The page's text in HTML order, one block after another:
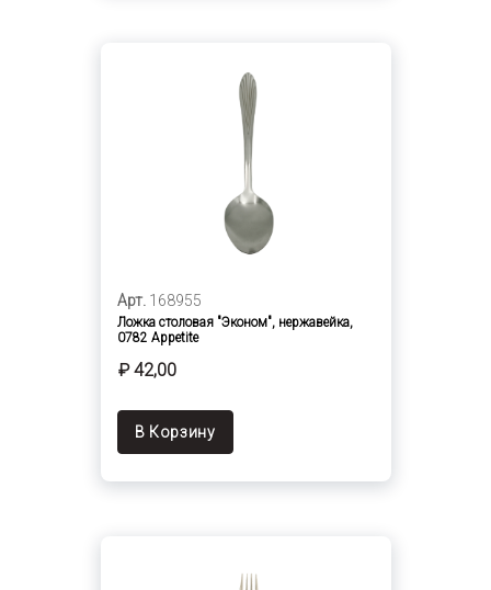
Арт. 168955
Ложка столовая "Эконом", нержавейка,
0782 Appetite
₽ 42,00
В Корзину